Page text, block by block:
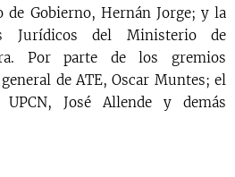
Gobierno, Hernán Jorge; y la
Jurídicos del Ministerio de
Por parte de los gremios
de ATE, Oscar Muntes; el
José Allende y demás